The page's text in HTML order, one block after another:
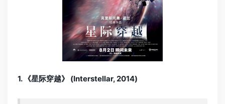
1. 《星际穿越》 (Interstellar, 2014)